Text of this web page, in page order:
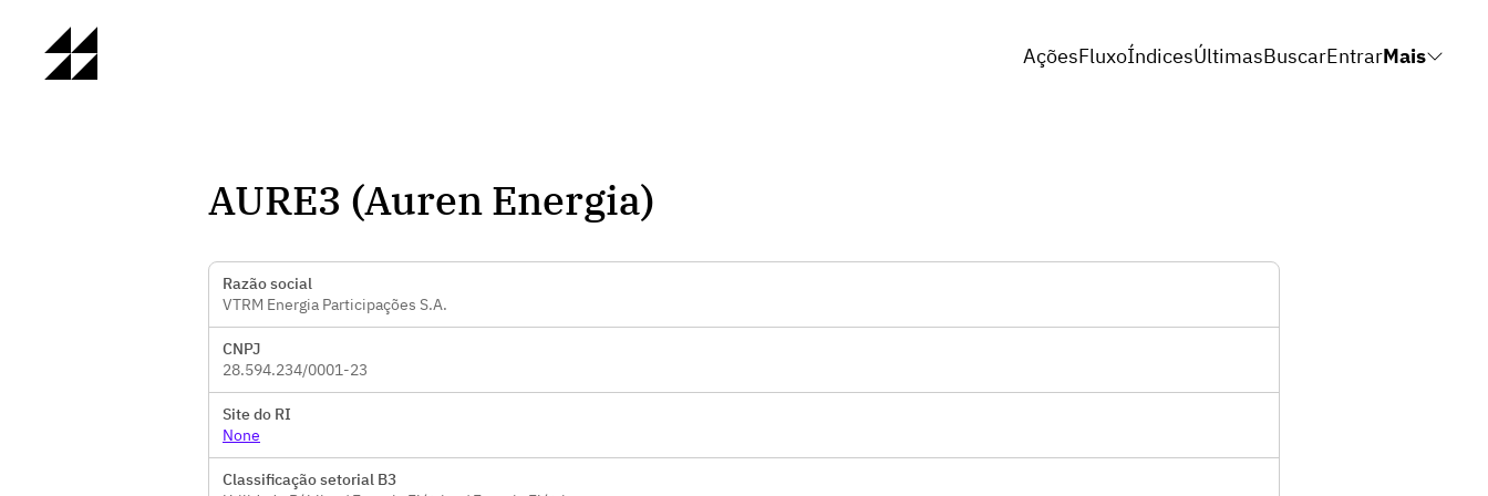
AçõesFluxoÍndicesÚltimasBuscarEntrarMais
AURE3 (Auren Energia)
Razão social
VTRM Energia Participações S.A.
CNPJ
28.594.234/0001-23
Site do RI
None
Classificação setorial B3